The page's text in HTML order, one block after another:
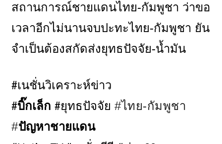
สถานการณ์ชายแดนไทย-กัมพูชา ว่าขอ
เวลาอีกไม่นานจบปะทะไทย-กัมพูชา ยัน
จำเป็นต้องสกัดส่งยุทธปัจจัย-น้ำมัน
#เนชั่นวิเคราะห์ข่าว
#บิ๊กเล็ก #ยุทธปัจจัย #ไทย-กัมพูชา
#ปัญหาชายแดน